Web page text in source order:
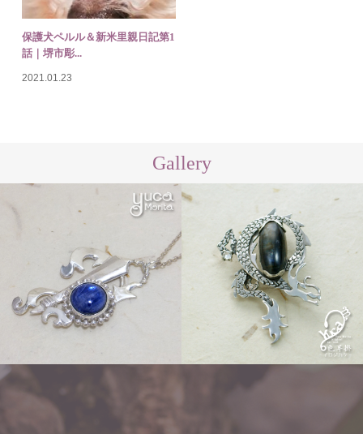
保護犬ペルル＆新米里親日記第1
話｜堺市彫...
2021.01.23
Gallery
Order